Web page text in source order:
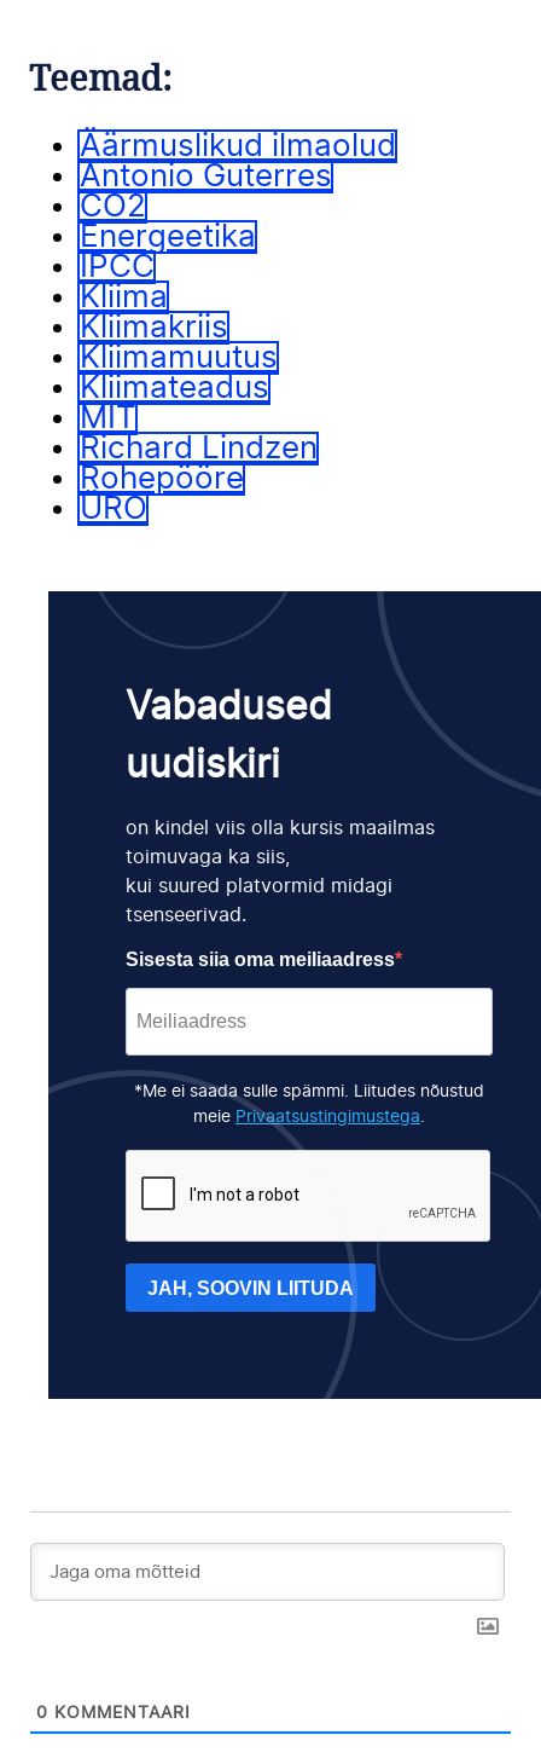
Teemad:
Äärmuslikud ilmaolud
Antonio Guterres
CO2
Energeetika
IPCC
Kliima
Kliimakriis
Kliimamuutus
Kliimateadus
MIT
Richard Lindzen
Rohepööre
ÜRO
Vabadused
uudiskiri
on kindel viis olla kursis maailmas
toimuvaga ka siis,
kui suured platvormid midagi
tsenseerivad.
Sisesta siia oma meiliaadress
*Me ei saada sulle spämmi. Liitudes nõustud
meie Privaatsustingimustega.
JAH, SOOVIN LIITUDA
0 KOMMENTAARI